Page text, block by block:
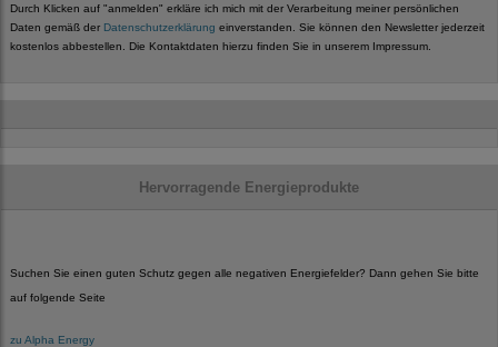
Durch Klicken auf "anmelden" erkläre ich mich mit der Verarbeitung meiner persönlichen
Daten gemäß der Datenschutzerklärung einverstanden. Sie können den Newsletter jederzeit
kostenlos abbestellen. Die Kontaktdaten hierzu finden Sie in unserem Impressum.
Hervorragende Energieprodukte
Suchen Sie einen guten Schutz gegen alle negativen Energiefelder? Dann gehen Sie bitte
auf folgende Seite
zu Alpha Energy